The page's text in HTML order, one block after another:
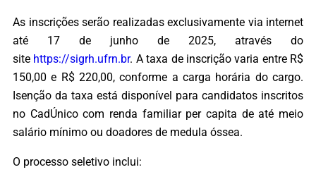
As inscrições serão realizadas exclusivamente via internet
até 17 de junho de 2025, através do
site https://sigrh.ufrn.br. A taxa de inscrição varia entre R$
150,00 e R$ 220,00, conforme a carga horária do cargo.
Isenção da taxa está disponível para candidatos inscritos
no CadÚnico com renda familiar per capita de até meio
salário mínimo ou doadores de medula óssea.
O processo seletivo inclui: